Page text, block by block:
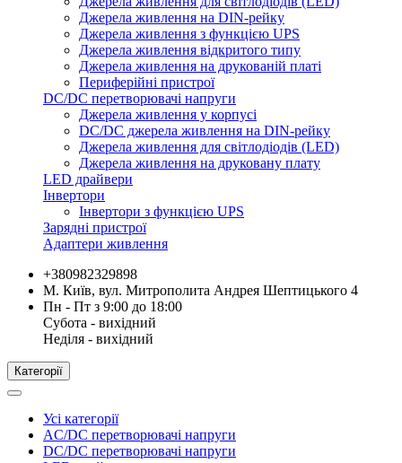
Джерела живлення на DIN-рейку
Джерела живлення з функцією UPS
Джерела живлення відкритого типу
Джерела живлення на друкованій платі
Периферійні пристрої
DC/DC перетворювачі напруги
Джерела живлення у корпусі
DC/DC джерела живлення на DIN-рейку
Джерела живлення для світлодіодів (LED)
Джерела живлення на друковану плату
LED драйвери
Інвертори
Інвертори з функцією UPS
Зарядні пристрої
Адаптери живлення
+380982329898
М. Київ, вул. Митрополита Андрея Шептицького 4
Пн - Пт з 9:00 до 18:00
Субота - вихідний
Неділя - вихідний
Категорії
Усі категорії
AC/DC перетворювачі напруги
DC/DC перетворювачі напруги